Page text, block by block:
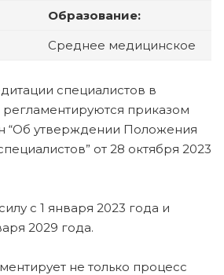
Образование:
Среднее медицинское
специалистов в
приказом
утверждении Положения
от 28 октября 2023
с 1 января 2023 года и
2029 года.
не только процесс